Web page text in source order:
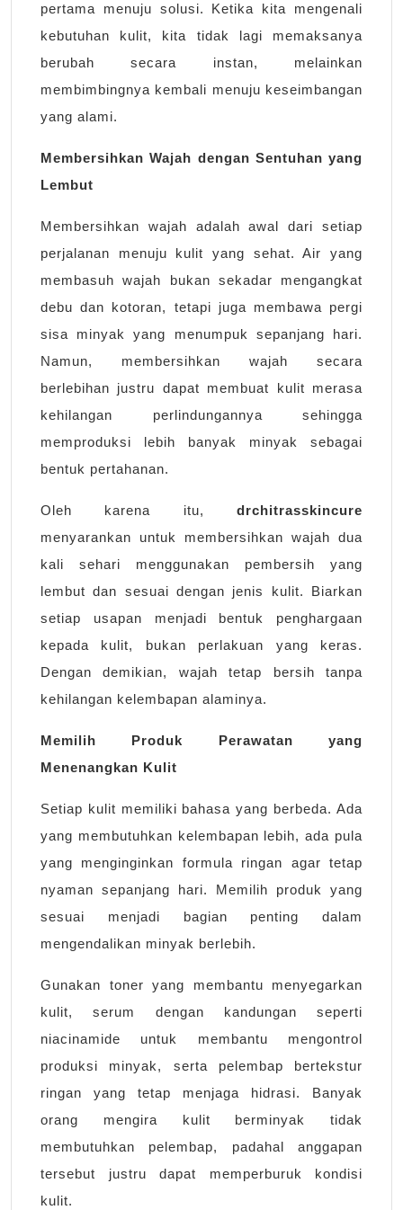
pertama menuju solusi. Ketika kita mengenali
kebutuhan kulit, kita tidak lagi memaksanya
berubah secara instan, melainkan
membimbingnya kembali menuju keseimbangan
yang alami.
Membersihkan Wajah dengan Sentuhan yang
Lembut
Membersihkan wajah adalah awal dari setiap
perjalanan menuju kulit yang sehat. Air yang
membasuh wajah bukan sekadar mengangkat
debu dan kotoran, tetapi juga membawa pergi
sisa minyak yang menumpuk sepanjang hari.
Namun, membersihkan wajah secara
berlebihan justru dapat membuat kulit merasa
kehilangan perlindungannya sehingga
memproduksi lebih banyak minyak sebagai
bentuk pertahanan.
Oleh karena itu, drchitrasskincure
menyarankan untuk membersihkan wajah dua
kali sehari menggunakan pembersih yang
lembut dan sesuai dengan jenis kulit. Biarkan
setiap usapan menjadi bentuk penghargaan
kepada kulit, bukan perlakuan yang keras.
Dengan demikian, wajah tetap bersih tanpa
kehilangan kelembapan alaminya.
Memilih Produk Perawatan yang
Menenangkan Kulit
Setiap kulit memiliki bahasa yang berbeda. Ada
yang membutuhkan kelembapan lebih, ada pula
yang menginginkan formula ringan agar tetap
nyaman sepanjang hari. Memilih produk yang
sesuai menjadi bagian penting dalam
mengendalikan minyak berlebih.
Gunakan toner yang membantu menyegarkan
kulit, serum dengan kandungan seperti
niacinamide untuk membantu mengontrol
produksi minyak, serta pelembap bertekstur
ringan yang tetap menjaga hidrasi. Banyak
orang mengira kulit berminyak tidak
membutuhkan pelembap, padahal anggapan
tersebut justru dapat memperburuk kondisi
kulit.